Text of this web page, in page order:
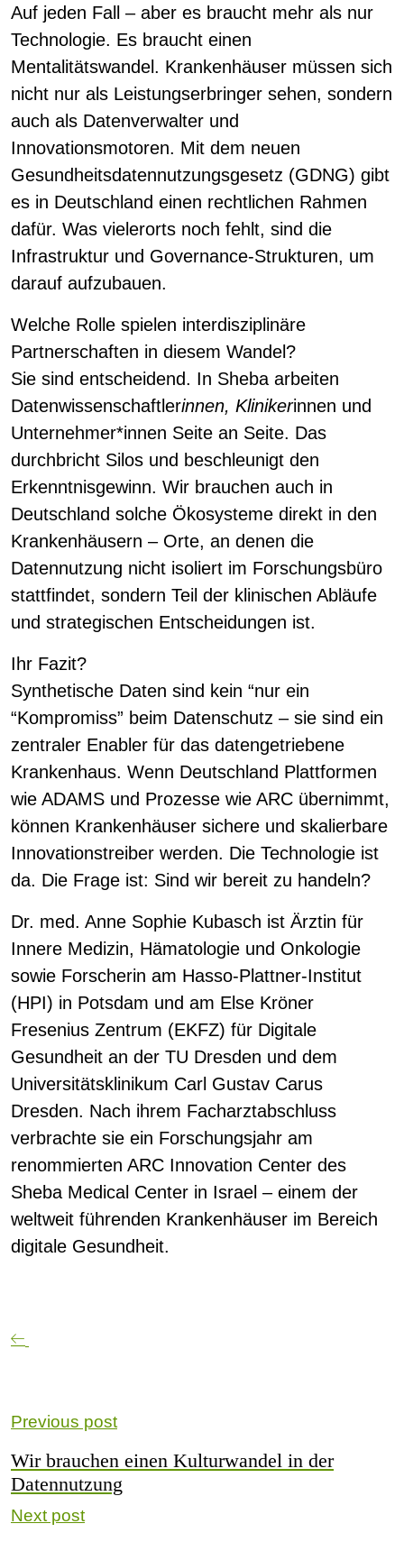
Auf jeden Fall – aber es braucht mehr als nur
Technologie. Es braucht einen
Mentalitätswandel. Krankenhäuser müssen sich
nicht nur als Leistungserbringer sehen, sondern
auch als Datenverwalter und
Innovationsmotoren. Mit dem neuen
Gesundheitsdatennutzungsgesetz (GDNG) gibt
es in Deutschland einen rechtlichen Rahmen
dafür. Was vielerorts noch fehlt, sind die
Infrastruktur und Governance-Strukturen, um
darauf aufzubauen.
Welche Rolle spielen interdisziplinäre
Partnerschaften in diesem Wandel?
Sie sind entscheidend. In Sheba arbeiten
Datenwissenschaftlerinnen, Klinikerinnen und
Unternehmer*innen Seite an Seite. Das
durchbricht Silos und beschleunigt den
Erkenntnisgewinn. Wir brauchen auch in
Deutschland solche Ökosysteme direkt in den
Krankenhäusern – Orte, an denen die
Datennutzung nicht isoliert im Forschungsbüro
stattfindet, sondern Teil der klinischen Abläufe
und strategischen Entscheidungen ist.
Ihr Fazit?
Synthetische Daten sind kein “nur ein
“Kompromiss” beim Datenschutz – sie sind ein
zentraler Enabler für das datengetriebene
Krankenhaus. Wenn Deutschland Plattformen
wie ADAMS und Prozesse wie ARC übernimmt,
können Krankenhäuser sichere und skalierbare
Innovationstreiber werden. Die Technologie ist
da. Die Frage ist: Sind wir bereit zu handeln?
Dr. med. Anne Sophie Kubasch ist Ärztin für
Innere Medizin, Hämatologie und Onkologie
sowie Forscherin am Hasso-Plattner-Institut
(HPI) in Potsdam und am Else Kröner
Fresenius Zentrum (EKFZ) für Digitale
Gesundheit an der TU Dresden und dem
Universitätsklinikum Carl Gustav Carus
Dresden. Nach ihrem Facharztabschluss
verbrachte sie ein Forschungsjahr am
renommierten ARC Innovation Center des
Sheba Medical Center in Israel – einem der
weltweit führenden Krankenhäuser im Bereich
digitale Gesundheit.
Previous post
Wir brauchen einen Kulturwandel in der
Datennutzung
Next post